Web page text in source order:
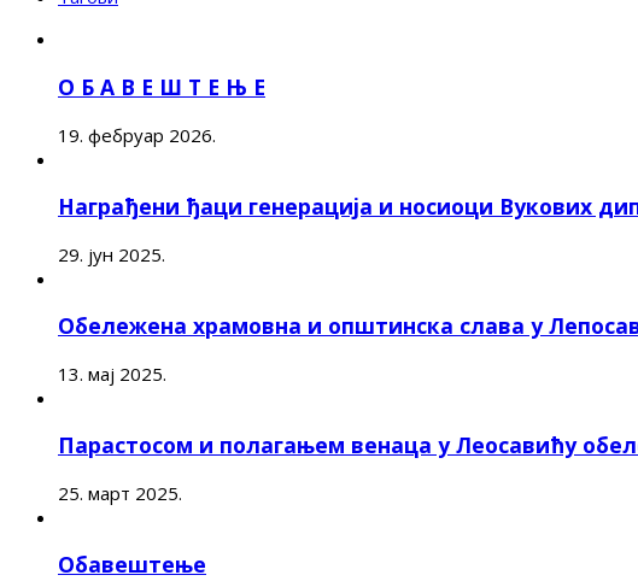
О Б А В Е Ш Т Е Њ Е
19. фебруар 2026.
Награђени ђаци генерација и носиоци Вукових
29. јун 2025.
Обележена храмовна и општинска слава у
13. мај 2025.
Парастосом и полагањем венаца у Леосавићу
25. март 2025.
Обавештење